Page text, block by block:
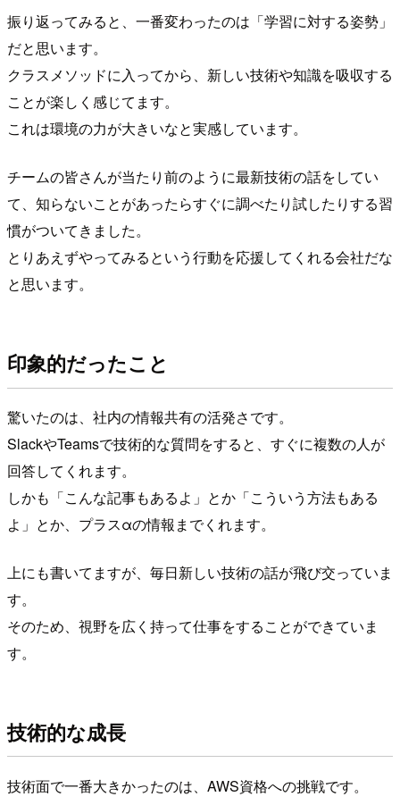
振り返ってみると、一番変わったのは「学習に対する姿勢」
だと思います。
クラスメソッドに入ってから、新しい技術や知識を吸収する
ことが楽しく感じてます。
これは環境の力が大きいなと実感しています。
チームの皆さんが当たり前のように最新技術の話をしてい
て、知らないことがあったらすぐに調べたり試したりする習
慣がついてきました。
とりあえずやってみるという行動を応援してくれる会社だな
と思います。
印象的だったこと
驚いたのは、社内の情報共有の活発さです。
SlackやTeamsで技術的な質問をすると、すぐに複数の人が
回答してくれます。
しかも「こんな記事もあるよ」とか「こういう方法もある
よ」とか、プラスαの情報までくれます。
上にも書いてますが、毎日新しい技術の話が飛び交っていま
す。
そのため、視野を広く持って仕事をすることができていま
す。
技術的な成長
技術面で一番大きかったのは、AWS資格への挑戦です。